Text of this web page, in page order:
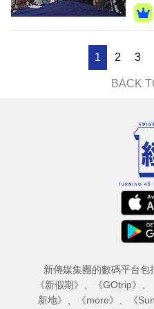
1 2 3
BACK
新傳媒集團的數碼平台
《新假期》 、 《GOtrip》 、
新地》 、 《more》 、 《